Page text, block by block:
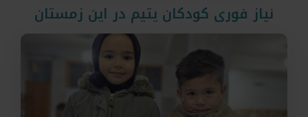
نیاز فوری کودکان یتیم در این زمستان